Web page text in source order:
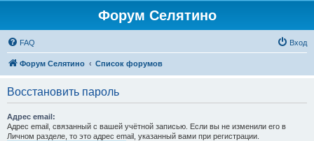
Форум Селятино
FAQ Вход
Форум Селятино Список форумов
Восстановить пароль
Адрес email:
Адрес email, связанный с вашей учётной записью. Если вы не изменили его в
Личном разделе, то это адрес email, указанный вами при регистрации.